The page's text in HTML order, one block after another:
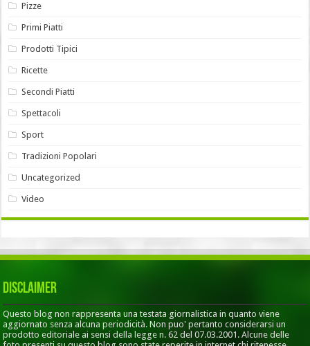
Pizze
Primi Piatti
Prodotti Tipici
Ricette
Secondi Piatti
Spettacoli
Sport
Tradizioni Popolari
Uncategorized
Video
Disclaimer
Questo blog non rappresenta una testata giornalistica in quanto viene
aggiornato senza alcuna periodicità. Non puo' pertanto considerarsi un
prodotto editoriale ai sensi della legge n. 62 del 07.03.2001. Alcune delle